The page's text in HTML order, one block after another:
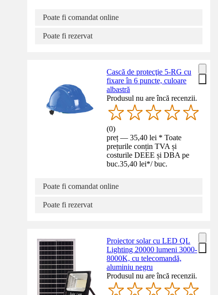
Poate fi comandat online
Poate fi rezervat
Cască de protecţie 5-RG cu
fixare în 6 puncte, culoare
albastră
Produsul nu are încă recenzii.
(0)
preț — 35,40 lei * Toate
prețurile conțin TVA și
costurile DEEE și DBA pe
buc.35,40 lei*/ buc.
Poate fi comandat online
Poate fi rezervat
Proiector solar cu LED QL
Lighting 20000 lumeni 3000-
8000K, cu telecomandă,
aluminiu negru
Produsul nu are încă recenzii.